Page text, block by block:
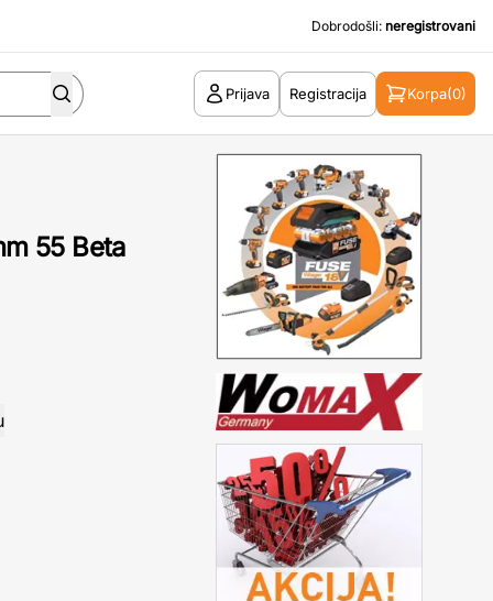
Dobrodošli: neregistrovani
Prijava Registracija Korpa(0)
55 Beta